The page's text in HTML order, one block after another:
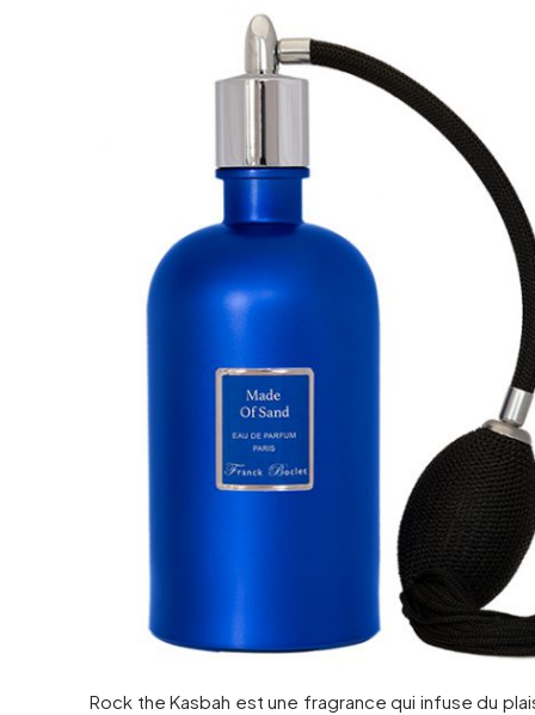
Rock the Kasbah est une fragrance qui infuse du